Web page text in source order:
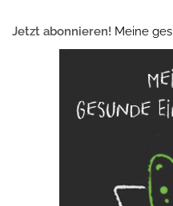
Jetzt abonnieren! Meine